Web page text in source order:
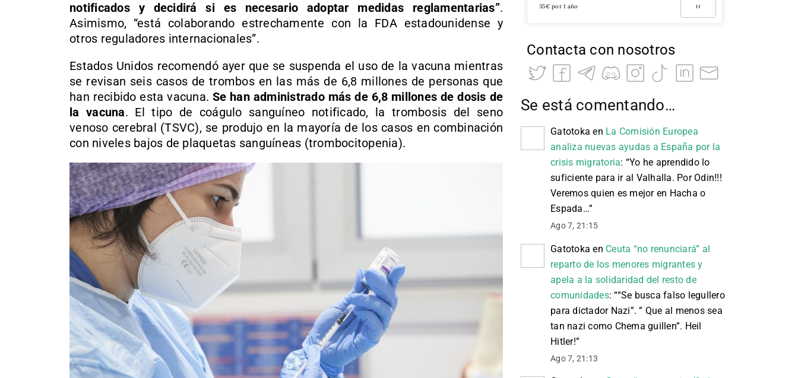
notificados y decidirá si es necesario adoptar medidas reglamentarias”.
Asimismo, “está colaborando estrechamente con la FDA estadounidense y
otros reguladores internacionales”.
Estados Unidos recomendó ayer que se suspenda el uso de la vacuna mientras
se revisan seis casos de trombos en las más de 6,8 millones de personas que
han recibido esta vacuna. Se han administrado más de 6,8 millones de dosis de
la vacuna. El tipo de coágulo sanguíneo notificado, la trombosis del seno
venoso cerebral (TSVC), se produjo en la mayoría de los casos en combinación
con niveles bajos de plaquetas sanguíneas (trombocitopenia).
35€ por 1 año Ir
Contacta con nosotros
Se está comentando…
Gatotoka en La Comisión Europea
analiza nuevas ayudas a España por la
crisis migratoria: “Yo he aprendido lo
suficiente para ir al Valhalla. Por Odin!!!
Veremos quien es mejor en Hacha o
Espada…”
Ago 7, 21:15
Gatotoka en Ceuta “no renunciará” al
reparto de los menores migrantes y
apela a la solidaridad del resto de
comunidades: ““Se busca falso legullero
para dictador Nazi”. ” Que al menos sea
tan nazi como Chema guillen”. Heil
Hitler!”
Ago 7, 21:13